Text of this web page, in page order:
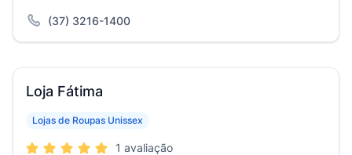
(37) 3216-1400
Loja Fátima
Lojas de Roupas Unissex
1 avaliação